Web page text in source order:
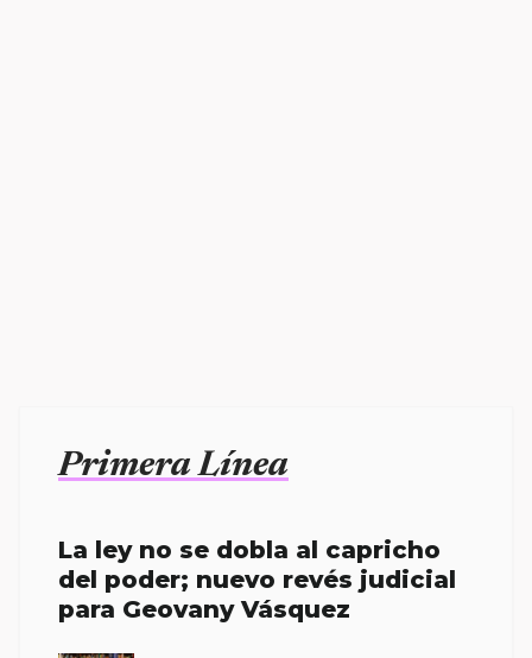
Primera Línea
La ley no se dobla al capricho
del poder; nuevo revés judicial
para Geovany Vásquez